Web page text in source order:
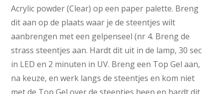
Acrylic powder (Clear) op een paper palette. Breng
dit aan op de plaats waar je de steentjes wilt
aanbrengen met een gelpenseel (nr 4. Breng de
strass steentjes aan. Hardt dit uit in de lamp, 30 sec
in LED en 2 minuten in UV. Breng een Top Gel aan,
na keuze, en werk langs de steentjes en kom niet